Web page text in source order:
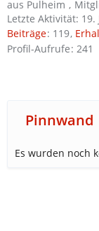
aus Pulheim
Letzte Aktivität: 19.
Beiträge 119
Profil-Aufrufe 241
Pinnwand
Es wurden noch